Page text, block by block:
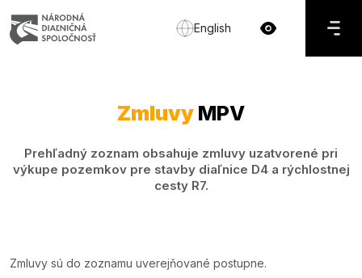
English
Zmluvy MPV
Prehľadný zoznam obsahuje zmluvy uzatvorené pri
výkupe pozemkov pre stavby diaľnice D4 a rýchlostnej
cesty R7.
Zmluvy sú do zoznamu uverejňované postupne.